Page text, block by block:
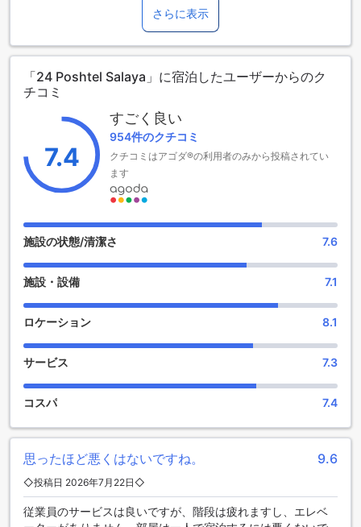
で、チェックアウトは午後12時までとなっています。14室の
客室があり、ゆったりとした空間でくつろぐことができま
す。ただし、お子様の宿泊には追加料金が発生する場合があ
りますのでご了承ください。
便利な設備を備えた24 Poshtel Salaya
24 Poshtel Salayaは、ナコンパトムに位置する便利な施設を
提供しています。公共エリアでのWi-Fi接続が可能であり、快
適な滞在をお楽しみいただけます。また、荷物の預かりサー
ビスもご利用いただけますので、旅行中のお荷物の心配をす
ることなく、観光やビジネスに集中することができます。24
Poshtel Salayaは、快適さと利便性を追求したお客様のニーズ
にお応えするため、さまざまな便利な設備を提供していま
す。
便利な駐車場完備！24 Poshtel Salayaの交通施設
24 Poshtel Salayaは、ナコンパトムに位置するホテルで、便
利な交通施設を提供しています。ホテル内には無料の駐車場
しむことができます。駐車場は広々としており、安全な環境
で車を保管することができます。また、ホテル周辺には主要
な観光スポットやレストランへのアクセスが便利であり、自
家用車での移動がおすすめです。24 Poshtel Salayaは、快適
より一層充実させます。
24 Poshtel Salayaの魅力的な客室のご紹介
ナコンパトムに位置する24 Poshtel Salayaでは、様々なスタ
イルの客室をご用意しています。デラックスダブルルーム
さらに表示
「24 Poshtel Salaya」に宿泊したユーザーからのク
チコミ
7.4
すごく良い
954件のクチコミ
クチコミはアゴダ®の利用者のみから投稿されてい
ます
施設の状態/清潔さ 7.6
施設・設備 7.1
ロケーション 8.1
サービス 7.3
コスパ 7.4
思ったほど悪くはないですね。 9.6
◇投稿日 2026年7月22日◇
従業員のサービスは良いですが、階段は疲れますし、エレベ